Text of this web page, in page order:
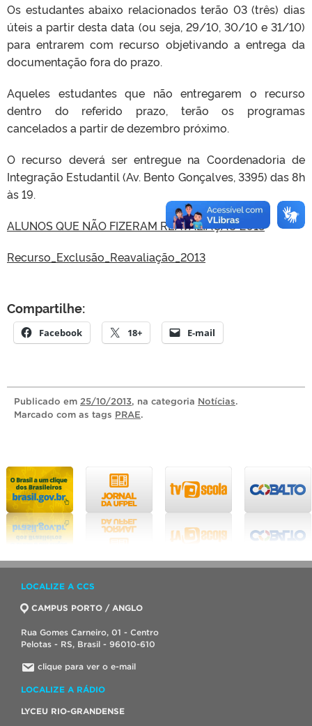
Os estudantes abaixo relacionados terão 03 (três) dias
úteis a partir desta data (ou seja, 29/10, 30/10 e 31/10)
para entrarem com recurso objetivando a entrega da
documentação fora do prazo.
Aqueles estudantes que não entregarem o recurso
dentro do referido prazo, terão os programas
cancelados a partir de dezembro próximo.
O recurso deverá ser entregue na Coordenadoria de
Integração Estudantil (Av. Bento Gonçalves, 3395) das 8h
às 19.
ALUNOS QUE NÃO FIZERAM REAVALIAÇÃO 2013
Recurso_Exclusão_Reavaliação_2013
Compartilhe:
Facebook 18+ E-mail
Publicado em 25/10/2013, na categoria Notícias.
Marcado com as tags PRAE.
LOCALIZE A CCS
CAMPUS PORTO / ANGLO
Rua Gomes Carneiro, 01 - Centro
Pelotas - RS, Brasil - 96010-610
clique para ver o e-mail
LOCALIZE A RÁDIO
LYCEU RIO-GRANDENSE